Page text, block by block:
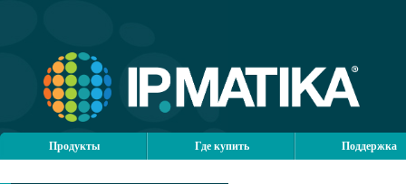
Продукты Где купить Поддержка